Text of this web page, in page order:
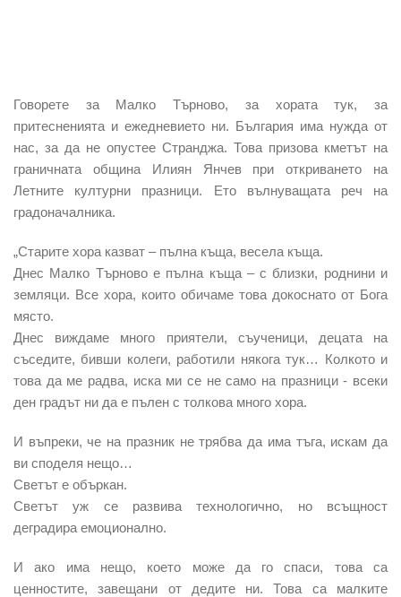
Говорете за Малко Търново, за хората тук, за
притесненията и ежедневието ни. България има нужда от
нас, за да не опустее Странджа. Това призова кметът на
граничната община Илиян Янчев при откриването на
Летните културни празници. Ето вълнуващата реч на
градоначалника.
„Старите хора казват – пълна къща, весела къща.
Днес Малко Търново е пълна къща – с близки, роднини и
земляци. Все хора, които обичаме това докоснато от Бога
място.
Днес виждаме много приятели, съученици, децата на
съседите, бивши колеги, работили някога тук… Колкото и
това да ме радва, иска ми се не само на празници - всеки
ден градът ни да е пълен с толкова много хора.
И въпреки, че на празник не трябва да има тъга, искам да
ви споделя нещо…
Светът е объркан.
Светът уж се развива технологично, но всъщност
деградира емоционално.
И ако има нещо, което може да го спаси, това са
ценностите, завещани от дедите ни. Това са малките